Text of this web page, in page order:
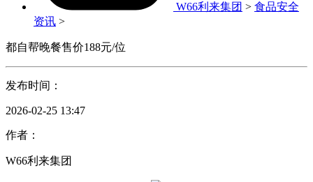
W66利来集团 > 食品安全
资讯 >
都自帮晚餐售价188元/位
发布时间：
2026-02-25 13:47
作者：
W66利来集团